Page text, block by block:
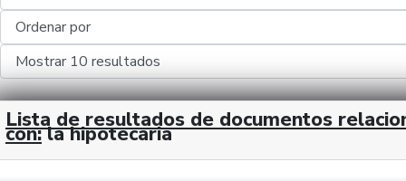
Lista de resultados de documentos
con: la hipotecaria